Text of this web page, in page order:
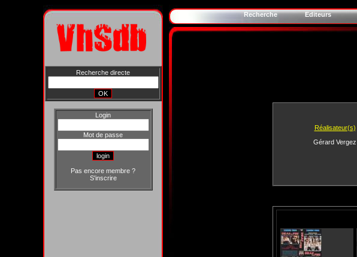
Recherche directe
Login
Mot de passe
Pas encore membre ?
S'inscrire
Recherche Editeurs
Réalisateur(s)
Gérard Vergez